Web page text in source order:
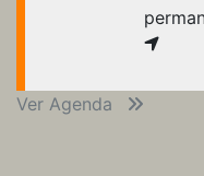
Ver Agenda